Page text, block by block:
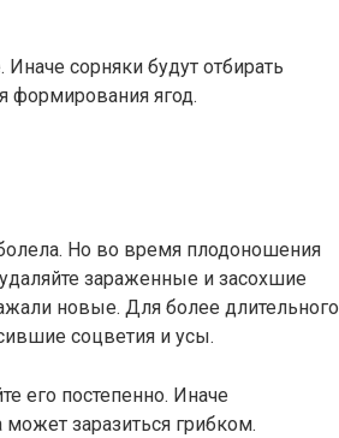
сорняки будут отбирать
формирования ягод.
Но во время плодоношения
зараженные и засохшие
новые. Для более длительного
соцветия и усы.
его постепенно. Иначе
заразиться грибком.